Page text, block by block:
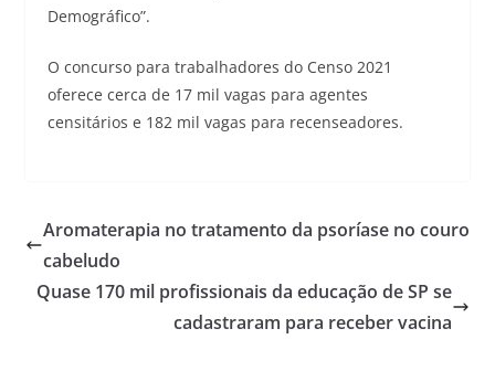
Demográfico”.
O concurso para trabalhadores do Censo 2021
oferece cerca de 17 mil vagas para agentes
censitários e 182 mil vagas para recenseadores.
Aromaterapia no tratamento da psoríase no couro
cabeludo
Quase 170 mil profissionais da educação de SP se
cadastraram para receber vacina